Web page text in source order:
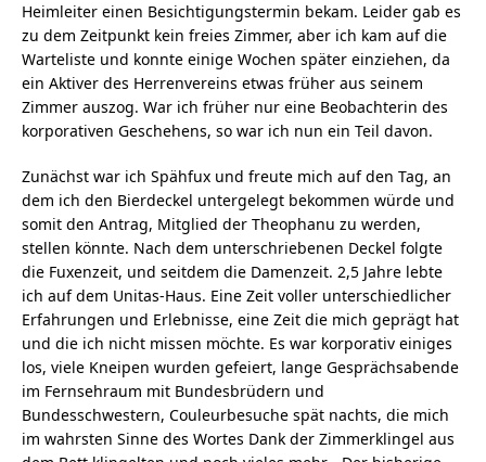
Heimleiter einen Besichtigungstermin bekam. Leider gab es
zu dem Zeitpunkt kein freies Zimmer, aber ich kam auf die
Warteliste und konnte einige Wochen später einziehen, da
ein Aktiver des Herrenvereins etwas früher aus seinem
Zimmer auszog. War ich früher nur eine Beobachterin des
korporativen Geschehens, so war ich nun ein Teil davon.
Zunächst war ich Spähfux und freute mich auf den Tag, an
dem ich den Bierdeckel untergelegt bekommen würde und
somit den Antrag, Mitglied der Theophanu zu werden,
stellen könnte. Nach dem unterschriebenen Deckel folgte
die Fuxenzeit, und seitdem die Damenzeit. 2,5 Jahre lebte
ich auf dem Unitas-Haus. Eine Zeit voller unterschiedlicher
Erfahrungen und Erlebnisse, eine Zeit die mich geprägt hat
und die ich nicht missen möchte. Es war korporativ einiges
los, viele Kneipen wurden gefeiert, lange Gesprächsabende
im Fernsehraum mit Bundesbrüdern und
Bundesschwestern, Couleurbesuche spät nachts, die mich
im wahrsten Sinne des Wortes Dank der Zimmerklingel aus